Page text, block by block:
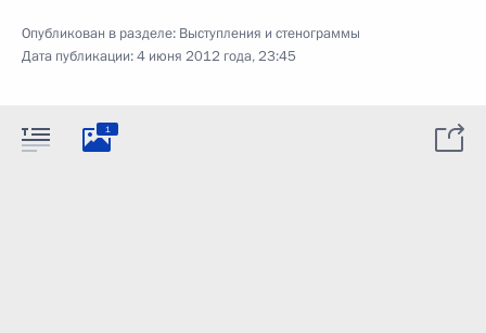
Опубликован в разделе: Выступления и стенограммы
Дата публикации:4 июня 2012 года, 23:45
1